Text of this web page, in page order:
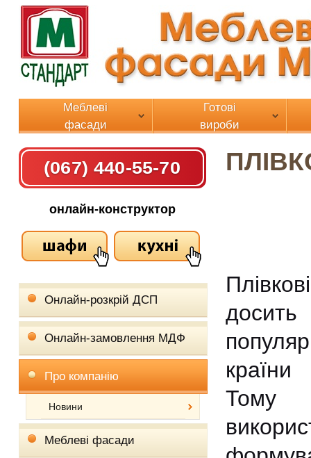
Меблеві
фасади
Готові
вироби
(067) 440-55-70
онлайн-конструктор
Онлайн-розкрій ДСП
Онлайн-замовлення МДФ
Про компанію
Новини
Меблеві фасади
Тому